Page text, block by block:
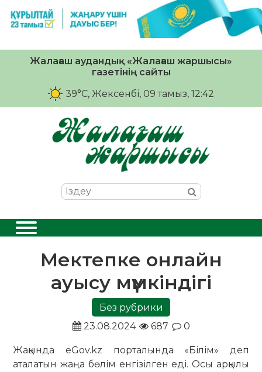
Жалағаш аудандық «Жалағаш жаршысы»
газетінің сайты
39°C, Жексенбі, 09 тамыз, 12:42
Мектепке онлайн
ауысу мүмкіндігі
Без рубрики
23.08.2024
687 0
Жақында eGov.kz порталында «Білім» деп
аталатын жаңа бөлім енгізілген еді. Осы арқылы